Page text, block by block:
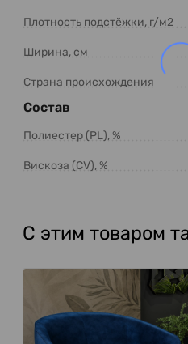
Плотность подстёжки, г/м2
Ширина, см
Страна происхождения
Состав
Полиестер (PL), %
Вискоза (CV), %
С этим товаром